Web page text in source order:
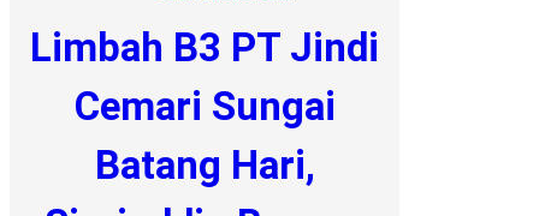
Limbah B3 PT Jindi
Cemari Sungai
Batang Hari,